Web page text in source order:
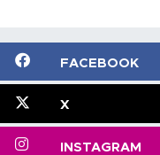
FACEBOOK
X
INSTAGRAM